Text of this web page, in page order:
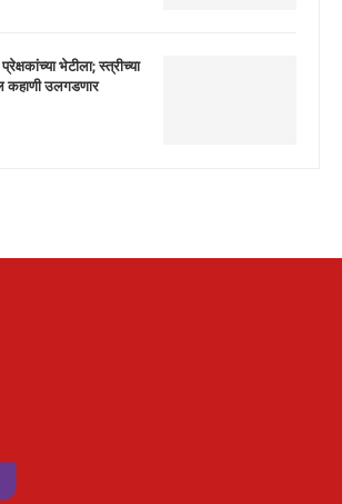
भेटीला; स्त्रीच्या
कहाणी उलगडणार